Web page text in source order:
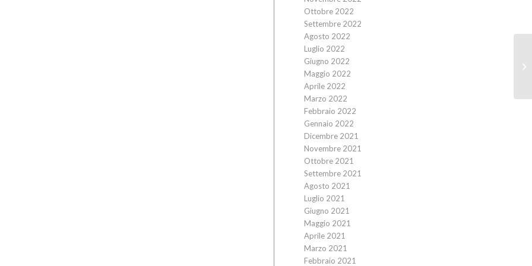
Ottobre 2022
Settembre 2022
Agosto 2022
Luglio 2022
Giugno 2022
Maggio 2022
Aprile 2022
Marzo 2022
Febbraio 2022
Gennaio 2022
Dicembre 2021
Novembre 2021
Ottobre 2021
Settembre 2021
Agosto 2021
Luglio 2021
Giugno 2021
Maggio 2021
Aprile 2021
Marzo 2021
Febbraio 2021